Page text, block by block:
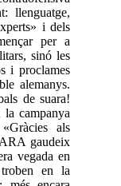
llenguatge,
i dels
per a
sinó les
i proclames
alemanys.
de suara!
campanya
als
gaudeix
vegada en
en la